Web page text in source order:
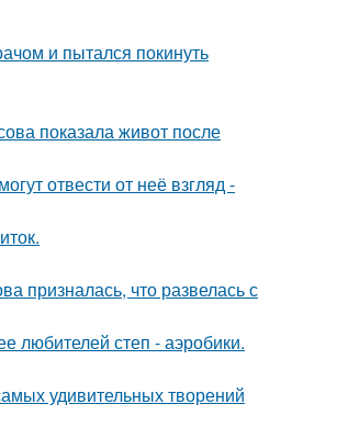
и пытался покинуть
показала живот после
отвести от неё взгляд -
призналась, что развелась с
любителей степ - аэробики.
удивительных творений